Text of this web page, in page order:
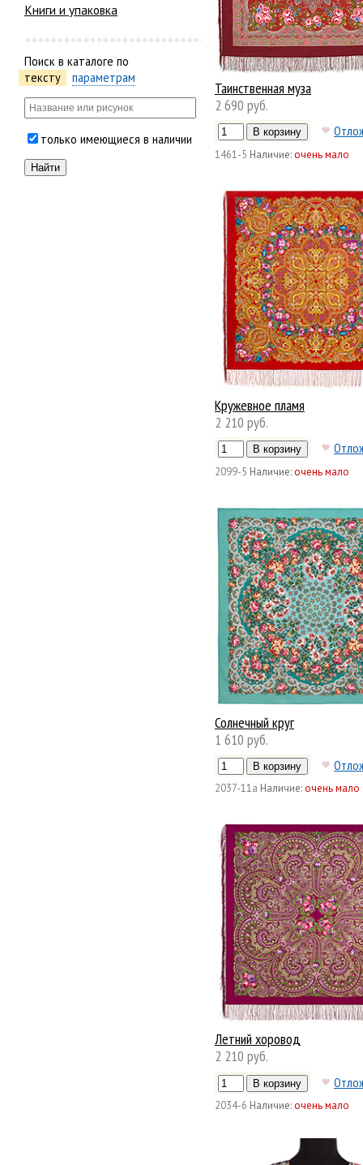
Книги и упаковка
Поиск в каталоге по
тексту
параметрам
только имеющиеся в наличии
Таинственная муза
2 690 руб.
1461-5 Наличие:очень мало
Кружевное пламя
2 210 руб.
2099-5 Наличие:очень мало
Солнечный круг
1 610 руб.
2037-11а Наличие:очень мало
Летний хоровод
2 210 руб.
2034-6 Наличие:очень мало